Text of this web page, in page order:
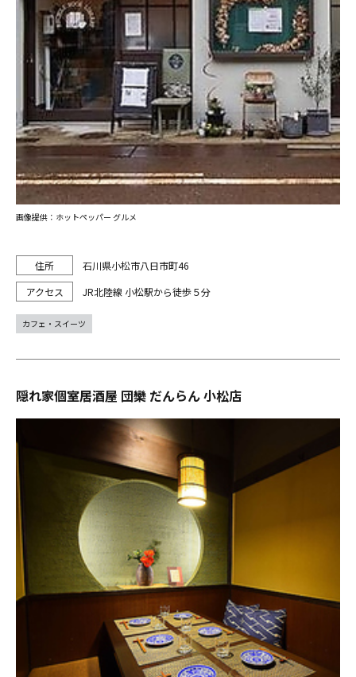
石川県小松市八日市町46
JR北陸線 小松駅から徒歩５分
画像提供：ホットペッパー グルメ
カフェ・スイーツ
隠れ家個室居酒屋 団欒 だんらん 小松店